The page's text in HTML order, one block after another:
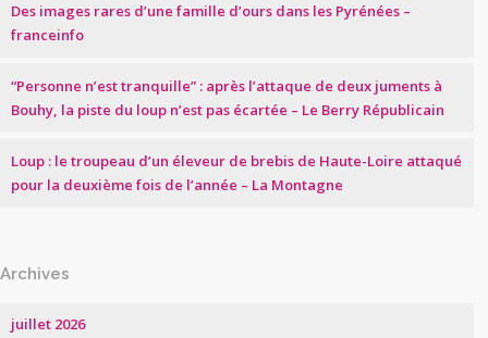
Des images rares d’une famille d’ours dans les Pyrénées –
franceinfo
“Personne n’est tranquille” : après l’attaque de deux juments à
Bouhy, la piste du loup n’est pas écartée – Le Berry Républicain
Loup : le troupeau d’un éleveur de brebis de Haute-Loire attaqué
pour la deuxième fois de l’année – La Montagne
Archives
juillet 2026